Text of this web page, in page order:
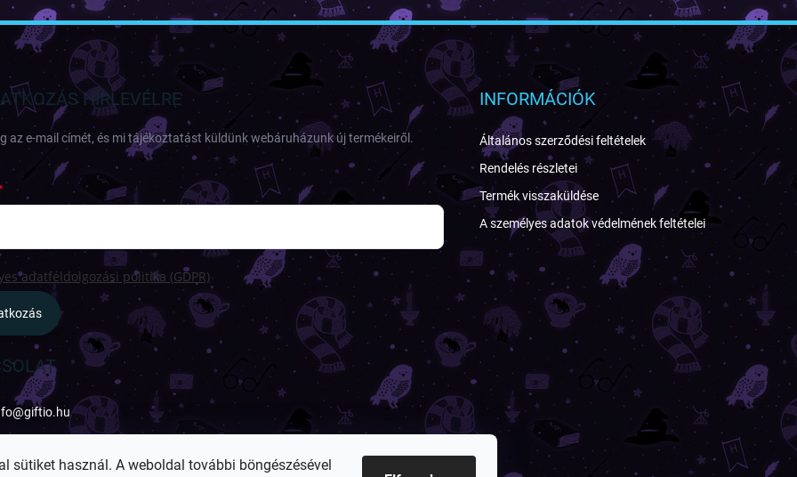
sütiket használ. A weboldal további böngészésével
HÍRLEVÉLRE
az e-mail címét, és mi tájékoztatást küldünk webáruházunk új termékeiről.
adatfeldolgozási politika (GDPR)
INFORMÁCIÓK
Általános szerződési feltételek
Rendelés részletei
Termék visszaküldése
A személyes adatok védelmének feltételei
@giftio.hu